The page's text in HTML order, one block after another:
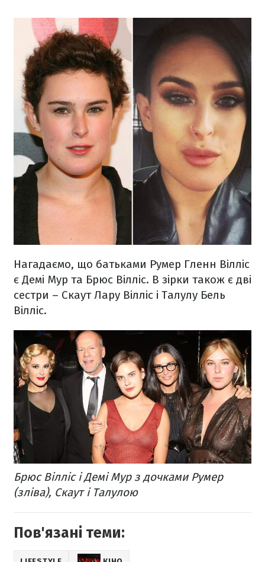
Нагадаємо, що батьками Румер Гленн Вілліс
є Демі Мур та Брюс Вілліс. В зірки також є дві
сестри – Скаут Лару Вілліс і Талулу Бель
Вілліс.
Брюс Вілліс і Демі Мур з дочками Румер
(зліва), Скаут і Талулою
Пов'язані теми: